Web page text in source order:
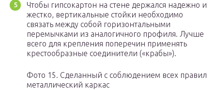
Чтобы гипсокартон на стене держался надежно и
жестко, вертикальные стойки необходимо
связать между собой горизонтальными
перемычками из аналогичного профиля. Лучше
всего для крепления поперечин применять
крестообразные соединители («крабы»).
Фото 15. Сделанный с соблюдением всех правил
металлический каркас